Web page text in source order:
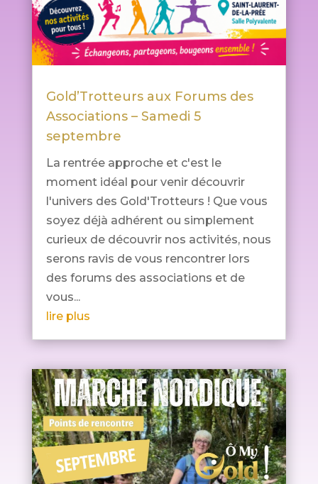
Gold’Trotteurs aux Forums des
Associations – Samedi 5
septembre
La rentrée approche et c'est le
moment idéal pour venir découvrir
l'univers des Gold'Trotteurs ! Que vous
soyez déjà adhérent ou simplement
curieux de découvrir nos activités, nous
serons ravis de vous rencontrer lors
des forums des associations et de
vous...
lire plus